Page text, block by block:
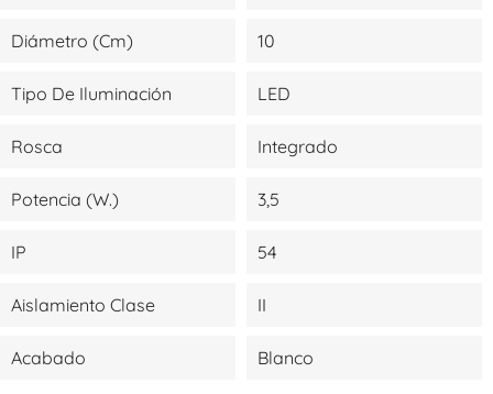
Diámetro (cm) 10
Tipo De Iluminación LED
Rosca Integrado
Potencia (W.) 3,5
IP 54
Aislamiento Clase II
Acabado Blanco